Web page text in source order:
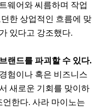
웨어와 씨름하며 작업
한 상업적인 흐름에 맞
가 있다고 강조했다.
랜드를 파괴할 수 있다.
험이나 혹은 비즈니스
새로운 기회를 맞이하
한다. 사라 마이노는